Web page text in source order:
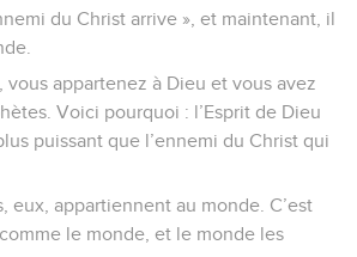
du Christ arrive », et maintenant, il
vous appartenez à Dieu et vous avez
Voici pourquoi : l’Esprit de Dieu
puissant que l’ennemi du Christ qui
eux, appartiennent au monde. C’est
le monde, et le monde les